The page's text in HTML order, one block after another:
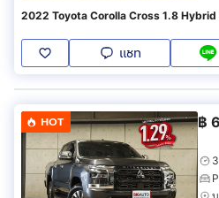
2022 Toyota Corolla Cross 1.8
แชท
HOT ฿